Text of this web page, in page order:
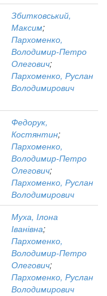
Збитковський,
Максим;
Пархоменко,
Володимир-Петро
Олегович;
Пархоменко, Руслан
Володимирович
Федорук,
Костянтин;
Пархоменко,
Володимир-Петро
Олегович;
Пархоменко, Руслан
Володимирович
Муха, Ілона
Іванівна;
Пархоменко,
Володимир-Петро
Олегович;
Пархоменко, Руслан
Володимирович